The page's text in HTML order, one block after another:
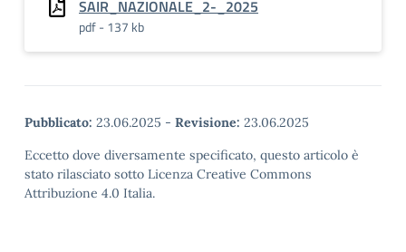
SAIR_NAZIONALE_2-_2025
pdf - 137 kb
Pubblicato: 23.06.2025 - Revisione: 23.06.2025
Eccetto dove diversamente specificato, questo articolo è
stato rilasciato sotto Licenza Creative Commons
Attribuzione 4.0 Italia.